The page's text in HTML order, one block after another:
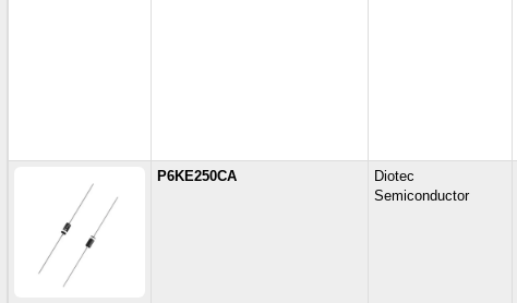
P6KE250CA
Diotec
Semiconductor